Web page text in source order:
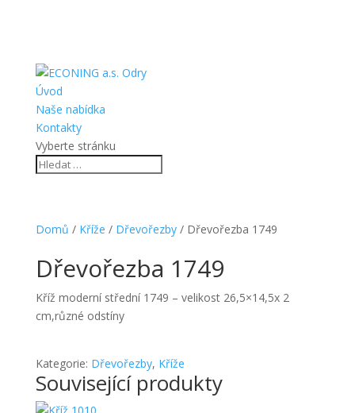
Úvod
Naše nabídka
Kontakty
Vyberte stránku
Domů / Kříže / Dřevořezby/ Dřevořezba 1749
Dřevořezba 1749
Kříž moderní střední 1749 – velikost 26,5×14,5x 2
cm,různé odstíny
Kategorie: Dřevořezby, Kříže
Související produkty